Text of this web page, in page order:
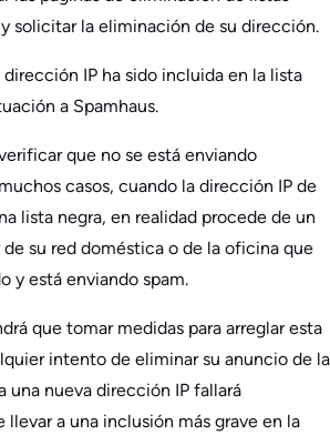
solicitar la eliminación de su dirección.
dirección IP ha sido incluida en la lista
a Spamhaus.
que no se está enviando
casos, cuando la dirección IP de
lista negra, en realidad procede de un
su red doméstica o de la oficina que
y está enviando spam.
que tomar medidas para arreglar esta
intento de eliminar su anuncio de la
una nueva dirección IP fallará
llevar a una inclusión más grave en la